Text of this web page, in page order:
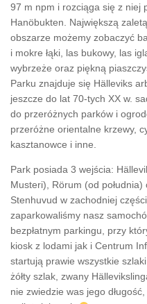
97 m npm i rozciąga się z niej
Hanöbukten. Największą
obszarze możemy zobaczyć
i mokre łąki, las bukowy, las
wybrzeże oraz piękną
Parku znajduje się Hälleviks
jeszcze do lat 70-tych XX w.
do przeróżnych parków i
przeróżne orientalne krzewy,
kasztanowce i inne.
Park posiada 3 wejścia:
Musteri), Rörum (od
Stenhuvud w zachodniej
zaparkowaliśmy nasz
bezpłatnym parkingu, przy
kiosk z lodami jak i Centrum
startują prawie wszystkie
żółty szlak, zwany
nie zwiedzie was jego